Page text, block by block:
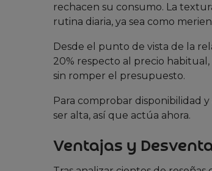
rechacen su consumo. La
rutina diaria, ya sea como
Desde el punto de vista de la
20% respecto al precio
sin romper el presupuesto.
Para comprobar disponibilidad
ser alta, así que actúa ahora.
Ventajas y